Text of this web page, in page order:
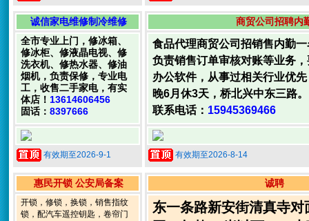
诚信家电维修制冷维修
全市专业上门，修冰箱、
修冰柜、修液晶电视、修
洗衣机、修热水器、修油
烟机，负责保修，专业电
工，收售二手家电，有实
体店！ 13614606456
固话： 8397666
有效期至2026-9-1
商贸公司招聘内
食品代理商贸公司招销售内勤
负责销售订单审核对账等业务
办公软件，从事过相关行业优
晚6月休3天，桥北兴中东三路。
联系电话： 15945369466
有效期至2026-8-14
惠民开锁 公安局备案
开锁，修锁，换锁，销售指纹
锁，配汽车遥控钥匙，卷帘门
诚聘
东一条路新安街清真寺对